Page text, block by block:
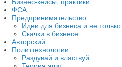
Бизнес-кейсы, практики
ФСА
Предпринимательство
Идеи для бизнеса и не только
Скачки в бизнесе
Авторский
Политтехнологии
Раздувай и властвуй